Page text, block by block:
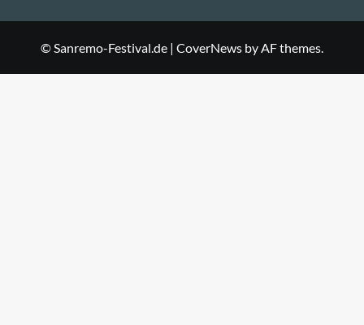
© Sanremo-Festival.de | CoverNews by AF themes.